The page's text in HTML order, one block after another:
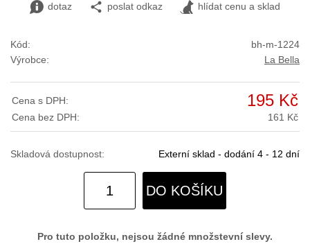
dotaz poslat odkaz hlídat cenu a sklad
Kód:
bh-m-1224
Výrobce:
La Bella
Cena s DPH: 195 Kč
Cena bez DPH: 161 Kč
Skladová dostupnost: Externí sklad - dodání 4 - 12 dní
DO KOŠÍKU
Pro tuto položku, nejsou žádné množstevní slevy.